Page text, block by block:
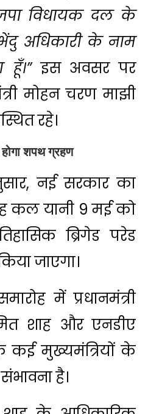
विधायक दल के
अधिकारी के नाम
इस अवसर पर
मोहन चरण माझी
रहे।
शपथ ग्रहण
नई सरकार का
कल यानी 9 मई को
ब्रिगेड परेड
जाएगा।
में प्रधानमंत्री
शाह और एनडीए
कई मुख्यमंत्रियों के
है।